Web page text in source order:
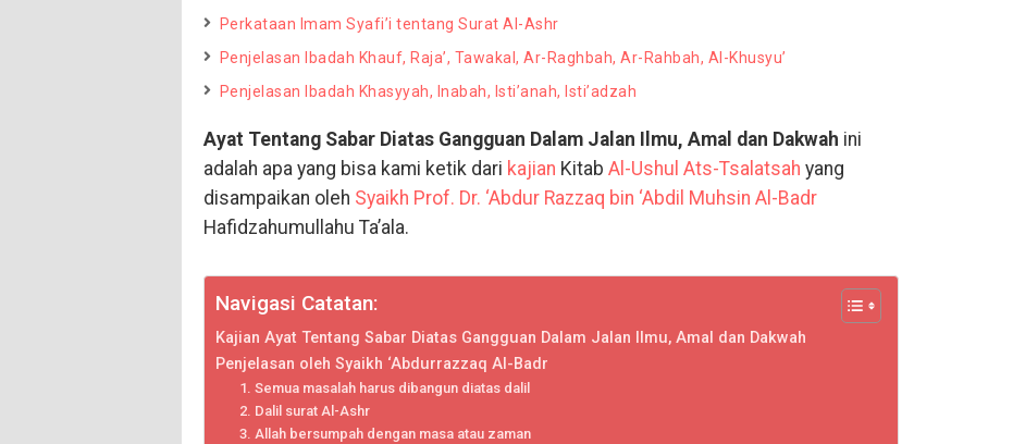
Perkataan Imam Syafi’i tentang Surat Al-Ashr
Penjelasan Ibadah Khauf, Raja’, Tawakal, Ar-Raghbah, Ar-Rahbah, Al-Khusyu’
Penjelasan Ibadah Khasyyah, Inabah, Isti’anah, Isti’adzah
Ayat Tentang Sabar Diatas Gangguan Dalam Jalan Ilmu, Amal dan Dakwah ini
adalah apa yang bisa kami ketik dari kajian Kitab Al-Ushul Ats-Tsalatsah yang
disampaikan oleh Syaikh Prof. Dr. ‘Abdur Razzaq bin ‘Abdil Muhsin Al-Badr
Hafidzahumullahu Ta’ala.
Navigasi Catatan:
Kajian Ayat Tentang Sabar Diatas Gangguan Dalam Jalan Ilmu, Amal dan Dakwah
Penjelasan oleh Syaikh ‘Abdurrazzaq Al-Badr
1. Semua masalah harus dibangun diatas dalil
2. Dalil surat Al-Ashr
3. Allah bersumpah dengan masa atau zaman